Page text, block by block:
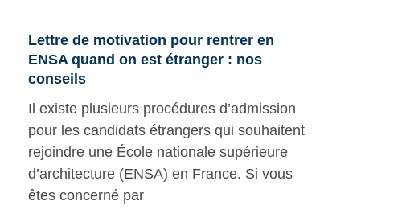
Lettre de motivation pour rentrer en
ENSA quand on est étranger : nos
conseils
Il existe plusieurs procédures d’admission
pour les candidats étrangers qui souhaitent
rejoindre une École nationale supérieure
d’architecture (ENSA) en France. Si vous
êtes concerné par